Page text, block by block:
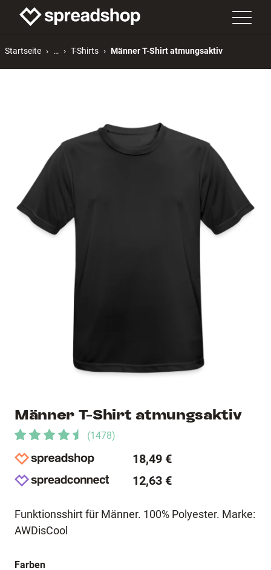
Startseite … T-Shirts Männer T-Shirt atmungsaktiv
Männer T-Shirt atmungsaktiv
(1478)
18,49 €
12,63 €
Funktionsshirt für Männer. 100% Polyester. Marke:
AWDisCool
Farben